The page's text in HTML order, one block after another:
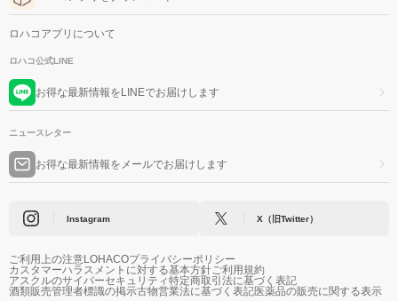
ロハコアプリについて
ロハコ公式LINE
お得な最新情報をLINEでお届けします
ニュースレター
お得な最新情報をメールでお届けします
Instagram X（旧Twitter）
ご利用上の注意LOHACOプライバシーポリシー
カスタマーハラスメントに対する基本方針ご利用規約
アスクルのサイバーセキュリティ特定商取引法に基づく表記
酒類販売管理者標識の掲示古物営業法に基づく表記医薬品の販売に関する表示